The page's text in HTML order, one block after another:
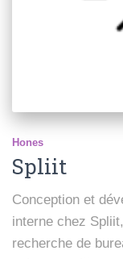
Hones
Spliit
Conception et
interne chez
recherche de